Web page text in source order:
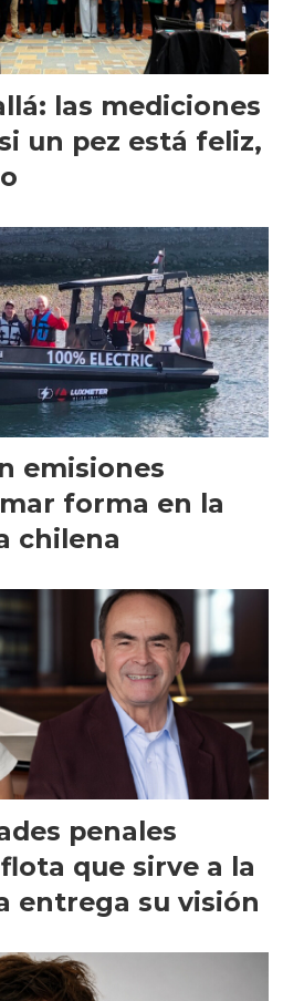
las mediciones
un pez está feliz,
emisiones
forma en la
chilena
penales
que sirve a la
entrega su visión